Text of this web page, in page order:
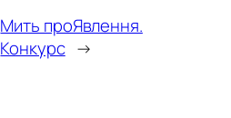
Мить проЯвлення.
Конкурс →